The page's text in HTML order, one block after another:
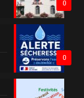
0
0